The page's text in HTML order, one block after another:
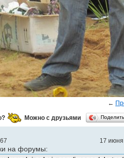
←
Можно с друзьями
17
на форумы: